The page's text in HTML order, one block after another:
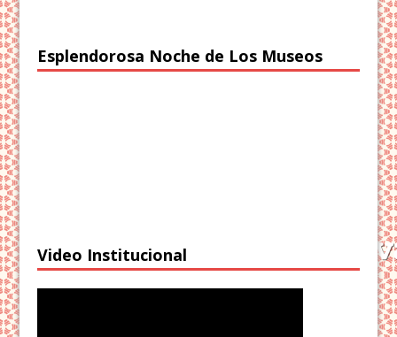
Esplendorosa Noche de Los Museos
Video Institucional